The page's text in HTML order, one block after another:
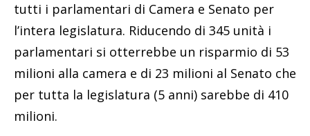
tutti i parlamentari di Camera e Senato per
l’intera legislatura. Riducendo di 345 unità i
parlamentari si otterrebbe un risparmio di 53
milioni alla camera e di 23 milioni al Senato che
per tutta la legislatura (5 anni) sarebbe di 410
milioni.